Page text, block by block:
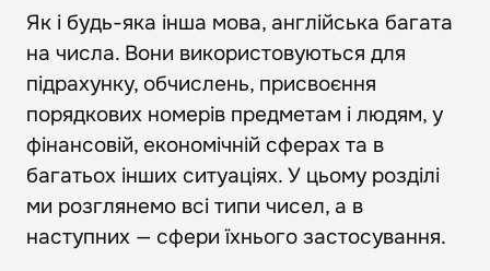
Як і будь-яка інша мова, англійська багата
на числа. Вони використовуються для
підрахунку, обчислень, присвоєння
порядкових номерів предметам і людям, у
фінансовій, економічній сферах та в
багатьох інших ситуаціях. У цьому розділі
ми розглянемо всі типи чисел, а в
наступних — сфери їхнього застосування.